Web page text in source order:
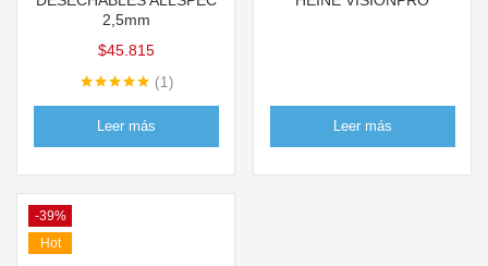
2,5mm
$45.815
1
Leer más Leer más
-39%
Hot